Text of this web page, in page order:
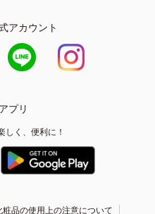
アカウント
プリ
しく、便利に！
粧品の使用上の注意について